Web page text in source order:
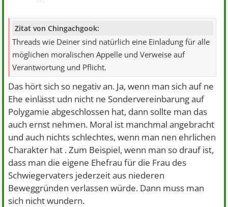
Zitat von Chingachgook:
Threads wie Deiner sind natürlich eine Einladung für alle
möglichen moralischen Appelle und Verweise auf
Verantwortung und Pflicht.
Das hört sich so negativ an. Ja, wenn man sich auf ne
Ehe einlässt udn nicht ne Sondervereinbarung auf
Polygamie abgeschlossen hat, dann sollte man das
auch ernst nehmen. Moral ist manchmal angebracht
und auch nichts schlechtes, wenn man nen ehrlichen
Charakter hat . Zum Beispiel, wenn man so drauf ist,
dass man die eigene Ehefrau für die Frau des
Schwiegervaters jederzeit aus niederen
Beweggründen verlassen würde. Dann muss man
sich nicht wundern.